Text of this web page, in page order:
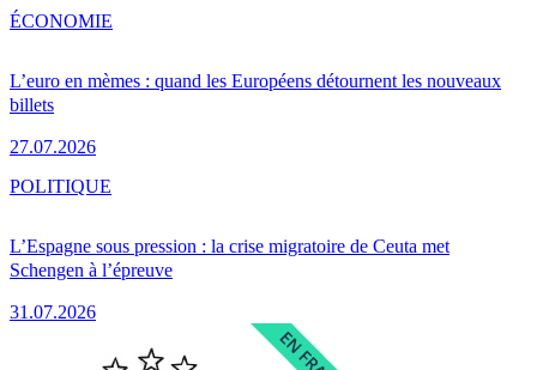
L’euro en mèmes : quand les Européens détournent les nouveaux
billets
27.07.2026
ÉCONOMIE
L’Espagne sous pression : la crise migratoire de Ceuta met
Schengen à l’épreuve
31.07.2026
POLITIQUE